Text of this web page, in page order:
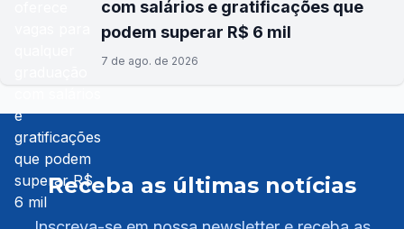
com salários e gratificações que
podem superar R$ 6 mil
7 de ago. de 2026
Receba as últimas notícias